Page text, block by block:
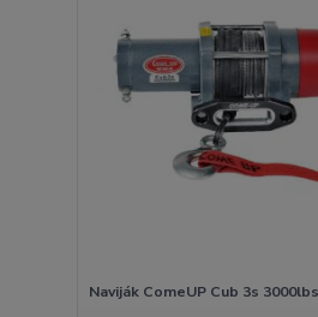
Naviják ComeUP Cub 3s